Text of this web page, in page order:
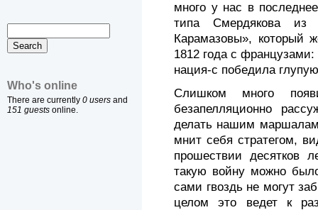
Who's online
There are currently 0 users and
151 guests online.
много у нас в
типа Смердякова из
Карамазовы», который
1812 года с
нация-с победила
Слишком много
безапелляционно
делать нашим
мнит себя стратегом,
прошествии десятков
такую войну можно
сами гвоздь не могут
целом это ведет к